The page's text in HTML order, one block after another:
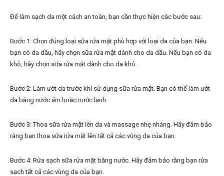
Để làm sạch da một cách an toàn, bạn cần thực hiện các bước sau:
Bước 1: Chọn đúng loại sữa rửa mặt phù hợp với loại da của bạn. Nếu
bạn có da dầu, hãy chọn sữa rửa mặt dành cho da dầu. Nếu bạn có da
khô, hãy chọn sữa rửa mặt dành cho da khô.
Bước 2: Làm ướt da trước khi sử dụng sữa rửa mặt. Bạn có thể làm ướt
da bằng nước ấm hoặc nước lạnh.
Bước 3: Thoa sữa rửa mặt lên da và massage nhẹ nhàng. Hãy đảm bảo
rằng bạn thoa sữa rửa mặt lên tất cả các vùng da của bạn.
Bước 4: Rửa sạch sữa rửa mặt bằng nước. Hãy đảm bảo rằng bạn rửa
sạch tất cả các vùng da của bạn.